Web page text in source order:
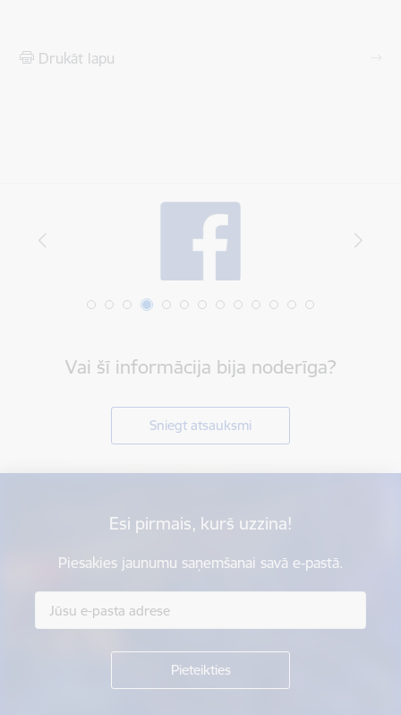
Drukāt lapu
Vai šī informācija bija noderīga?
Sniegt atsauksmi
Esi pirmais, kurš uzzina!
Piesakies jaunumu saņemšanai savā e-pastā.